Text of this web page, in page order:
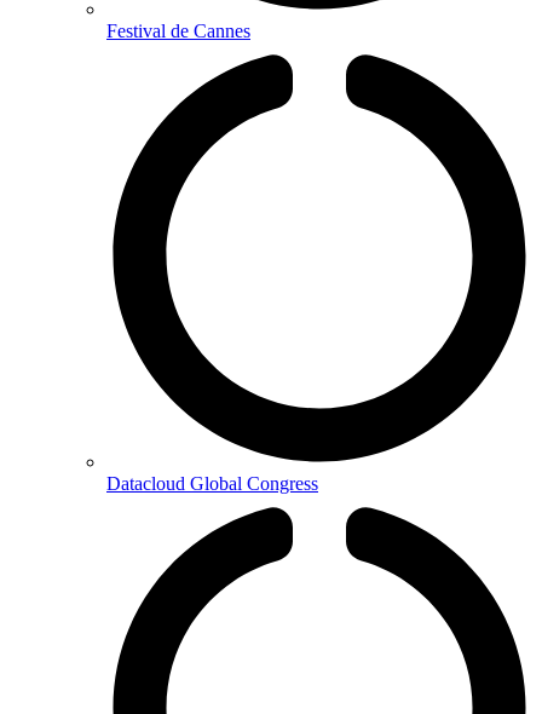
Festival de Cannes
Datacloud Global Congress